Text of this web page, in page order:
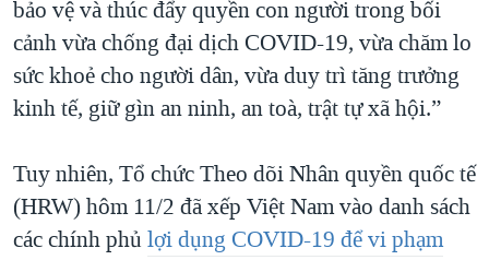
bảo vệ và thúc đẩy quyền con người trong bối
cảnh vừa chống đại dịch COVID-19, vừa chăm lo
sức khoẻ cho người dân, vừa duy trì tăng trưởng
kinh tế, giữ gìn an ninh, an toà, trật tự xã hội.”
Tuy nhiên, Tổ chức Theo dõi Nhân quyền quốc tế
(HRW) hôm 11/2 đã xếp Việt Nam vào danh sách
các chính phủlợi dụng COVID-19 để vi phạm